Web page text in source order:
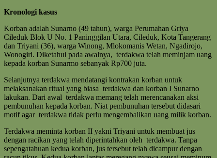
Kronologi kasus
Korban adalah Sunarno (49 tahun), warga Perumahan Griya
Cileduk Blok U No. 1 Paninggilan Utara, Cileduk, Kota Tangerang
dan Triyani (36), warga Winong, Mlokomanis Wetan, Ngadirojo,
Wonogiri. Diketahui pada awalnya, terdakwa telah meminjam uang
kepada korban Sunarmo sebanyak Rp700 juta.
Selanjutnya terdakwa mendatangi kontrakan korban untuk
melaksanakan ritual yang biasa terdakwa dan korban I Sunarno
lakukan. Dari awal terdakwa memang telah merencanakan aksi
pembunuhan kepada korban. Niat pembunuhan tersebut didasari
motif agar terdakwa tidak perlu mengembalikan uang milik korban.
Terdakwa meminta korban II yakni Triyani untuk membuat jus
dengan racikan yang telah diperintahkan oleh terdakwa. Tanpa
sepengatahuan kedua korban, jus tersebut telah dicampur dengan